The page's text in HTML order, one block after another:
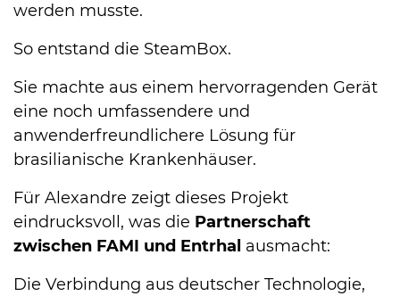
werden musste.
So entstand die SteamBox.
Sie machte aus einem hervorragenden Gerät
eine noch umfassendere und
anwenderfreundlichere Lösung für
brasilianische Krankenhäuser.
Für Alexandre zeigt dieses Projekt
eindrucksvoll, was die Partnerschaft
zwischen FAMI und Entrhal ausmacht:
Die Verbindung aus deutscher Technologie,